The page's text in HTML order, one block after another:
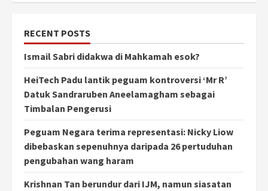
RECENT POSTS
Ismail Sabri didakwa di Mahkamah esok?
HeiTech Padu lantik peguam kontroversi ‘Mr R’
Datuk Sandraruben Aneelamagham sebagai
Timbalan Pengerusi
Peguam Negara terima representasi: Nicky Liow
dibebaskan sepenuhnya daripada 26 pertuduhan
pengubahan wang haram
Krishnan Tan berundur dari IJM, namun siasatan